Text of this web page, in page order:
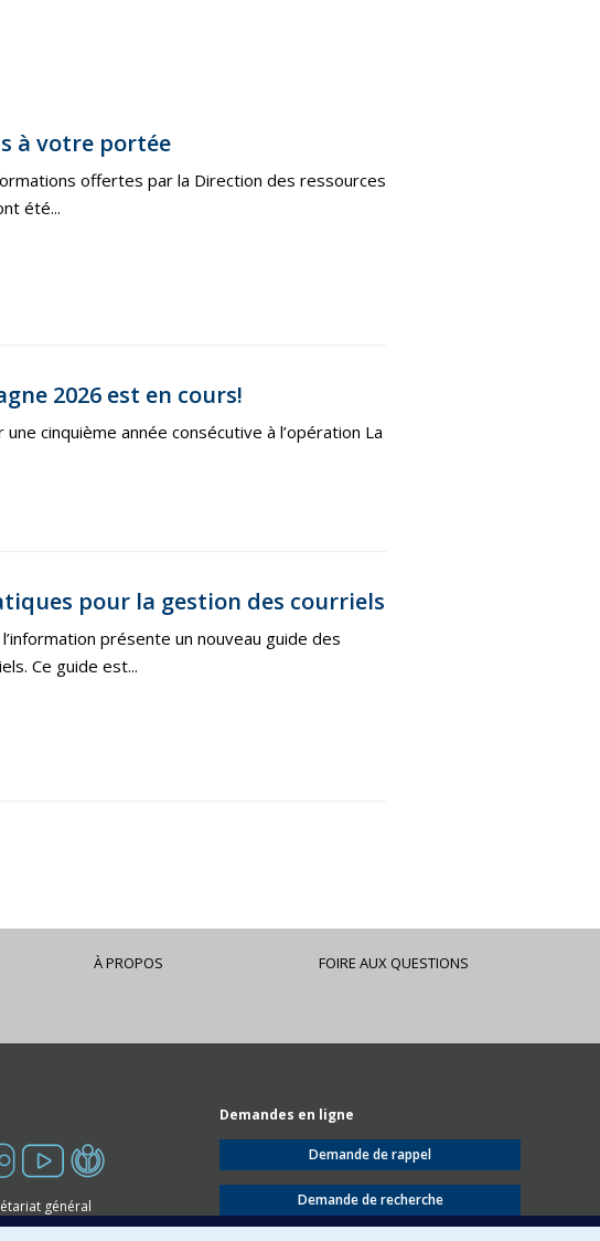
à votre portée
offertes par la Direction des ressources
été...
2026 est en cours!
cinquième année consécutive à l’opération La
pour la gestion des courriels
présente un nouveau guide des
Ce guide est...
À PROPOS FOIRE AUX QUESTIONS
général
Demandes en ligne
Demande de rappel
Demande de recherche